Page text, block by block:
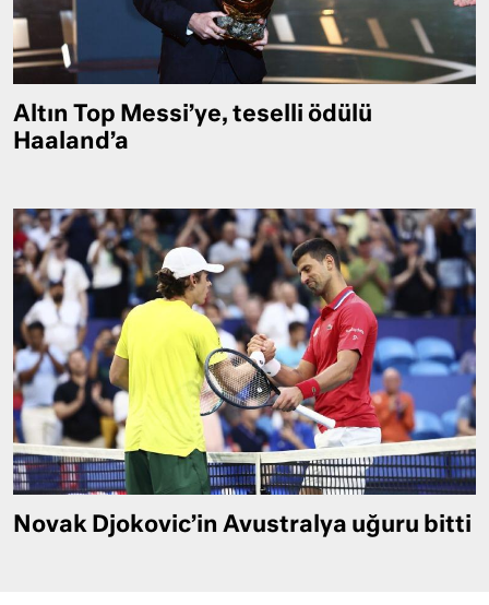
Altın Top Messi’ye, teselli ödülü
Haaland’a
Novak Djokovic’in Avustralya uğuru bitti